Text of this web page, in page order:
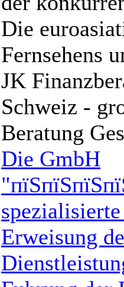
Die
Fernsehens
JK
Schweiz -
Beratung
Die GmbH
Erweisung